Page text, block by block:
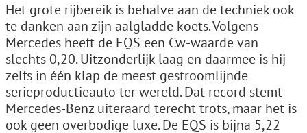
Het grote rijbereik is behalve aan de techniek ook
te danken aan zijn aalgladde koets. Volgens
Mercedes heeft de EQS een Cw-waarde van
slechts 0,20. Uitzonderlijk laag en daarmee is hij
zelfs in één klap de meest gestroomlijnde
serieproductieauto ter wereld. Dat record stemt
Mercedes-Benz uiteraard terecht trots, maar het is
ook geen overbodige luxe. De EQS is bijna 5,22